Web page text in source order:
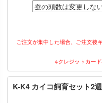
ご注文が集中した場合、ご注文後
※クレジットカー
K-K4 カイコ飼育セット2